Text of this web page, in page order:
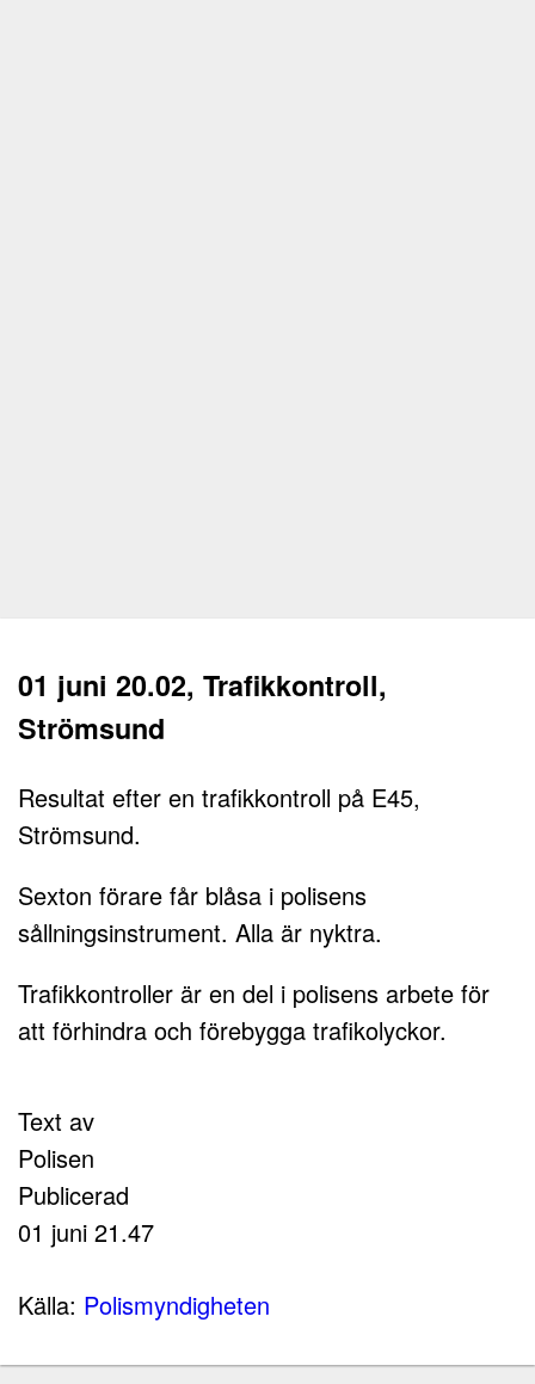
01 juni 20.02, Trafikkontroll,
Strömsund
Resultat efter en trafikkontroll på E45,
Strömsund.
Sexton förare får blåsa i polisens
sållningsinstrument. Alla är nyktra.
Trafikkontroller är en del i polisens arbete för
att förhindra och förebygga trafikolyckor.
Text av
Polisen
Publicerad
01 juni 21.47
Källa: Polismyndigheten